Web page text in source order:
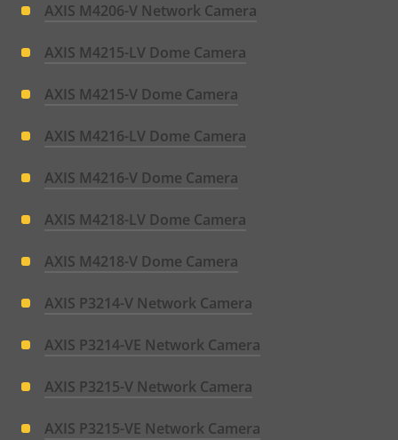
AXIS M4206-V Network Camera
AXIS M4215-LV Dome Camera
AXIS M4215-V Dome Camera
AXIS M4216-LV Dome Camera
AXIS M4216-V Dome Camera
AXIS M4218-LV Dome Camera
AXIS M4218-V Dome Camera
AXIS P3214-V Network Camera
AXIS P3214-VE Network Camera
AXIS P3215-V Network Camera
AXIS P3215-VE Network Camera